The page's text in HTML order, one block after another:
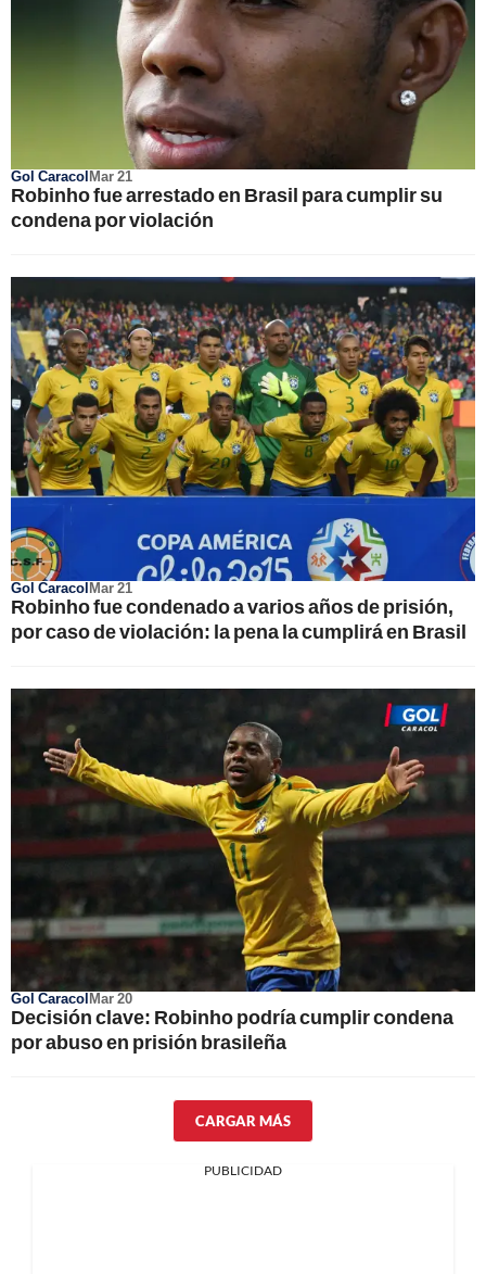
Gol CaracolMar 21
Robinho fue arrestado en Brasil para cumplir su
condena por violación
Gol CaracolMar 21
Robinho fue condenado a varios años de prisión,
por caso de violación: la pena la cumplirá en Brasil
Gol CaracolMar 20
Decisión clave: Robinho podría cumplir condena
por abuso en prisión brasileña
CARGAR MÁS
PUBLICIDAD